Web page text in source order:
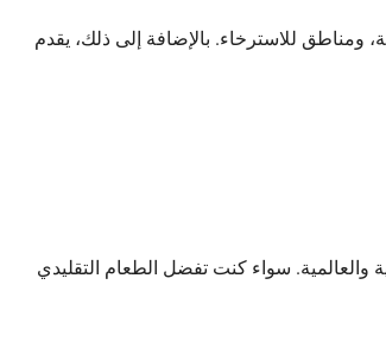
ومناطق للاسترخاء. بالإضافة إلى ذلك، يقدم
سواء كنت تفضل الطعام التقليدي